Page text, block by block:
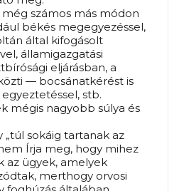
számos más módon
békés megegyezéssel,
által kifogásolt
államigazgatási
eljárásban, a
— bocsánatkérést is
stb.
mégis nagyobb súlya és
„túl sokáig tartanak az
Írja meg, hogy mihez
az ügyek, amelyek
merthogy orvosi